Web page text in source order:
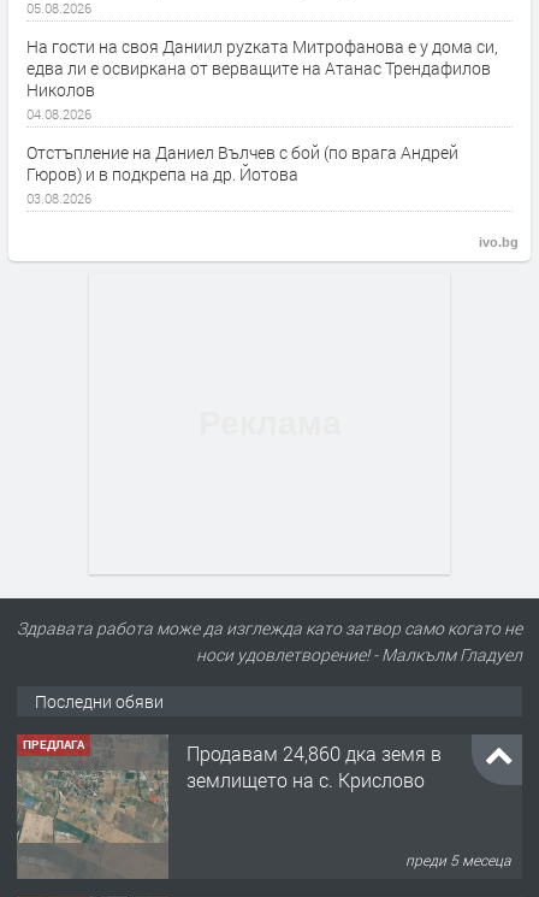
05.08.2026
На гости на своя Даниил руzката Митрофанова е у дома си,
едва ли е освиркана от верващите на Атанас Трендафилов
Николов
04.08.2026
Отстъпление на Даниел Вълчев с бой (по врага Андрей
Гюров) и в подкрепа на др. Йотова
03.08.2026
ivo.bg
Здравата работа може да изглежда като затвор само когато не
носи удовлетворение! - Малкълм Гладуел
Последни обяви
ПРЕДЛАГА
Продавам 24,860 дка земя в
землището на с. Крислово
преди 5 месеца